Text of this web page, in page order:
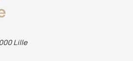
Lille